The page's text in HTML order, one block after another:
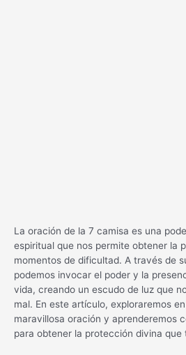
La oración de la 7 camisa es una
espiritual que nos permite obtener la
momentos de dificultad. A través de
podemos invocar el poder y la
vida, creando un escudo de luz que
mal. En este artículo, exploraremos
maravillosa oración y aprenderemos
para obtener la protección divina que